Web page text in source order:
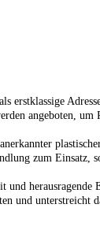
angeboten,
zum Einsatz,
herausragende
und unterstreicht